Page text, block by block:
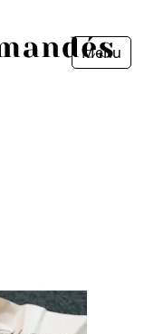
Menu
Fermer